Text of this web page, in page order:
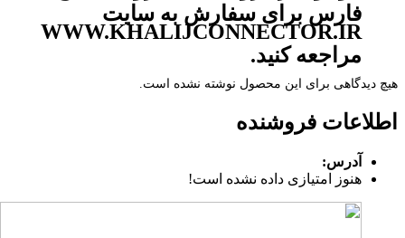
فارس برای سفارش به سایت
WWW.KHALIJCONNECTOR.IR
مراجعه کنید.
هیچ دیدگاهی برای این محصول نوشته نشده است.
اطلاعات فروشنده
آدرس:
هنوز امتیازی داده نشده است!